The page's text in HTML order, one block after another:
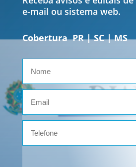
e-mail ou sistema web.
Cobertura PR | SC | MS